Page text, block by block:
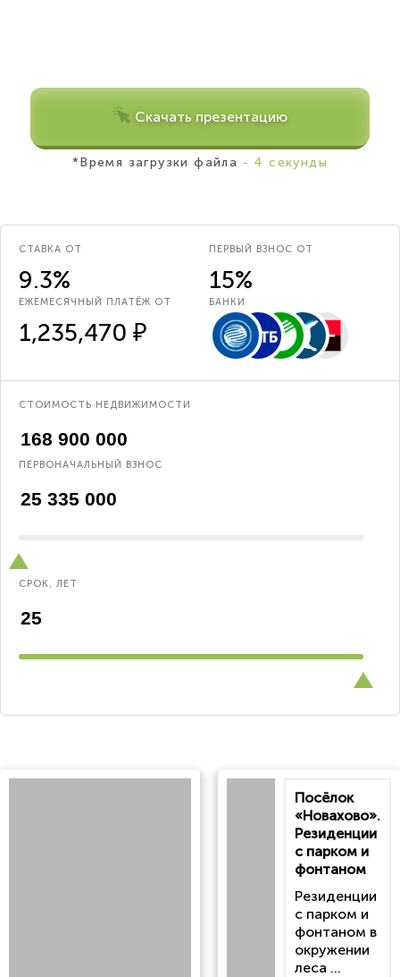
Скачать презентацию
*Время загрузки файла - 4 секунды
СТАВКА ОТ
9.3%
ПЕРВЫЙ ВЗНОС ОТ
15%
ЕЖЕМЕСЯЧНЫЙ ПЛАТЁЖ ОТ
1,235,470 ₽
БАНКИ
СТОИМОСТЬ НЕДВИЖИМОСТИ
ПЕРВОНАЧАЛЬНЫЙ ВЗНОС
СРОК, ЛЕТ
Посёлок
«Новахово».
Резиденции
с парком и
фонтаном
Резиденции
с парком и
фонтаном в
окружении
леса ...